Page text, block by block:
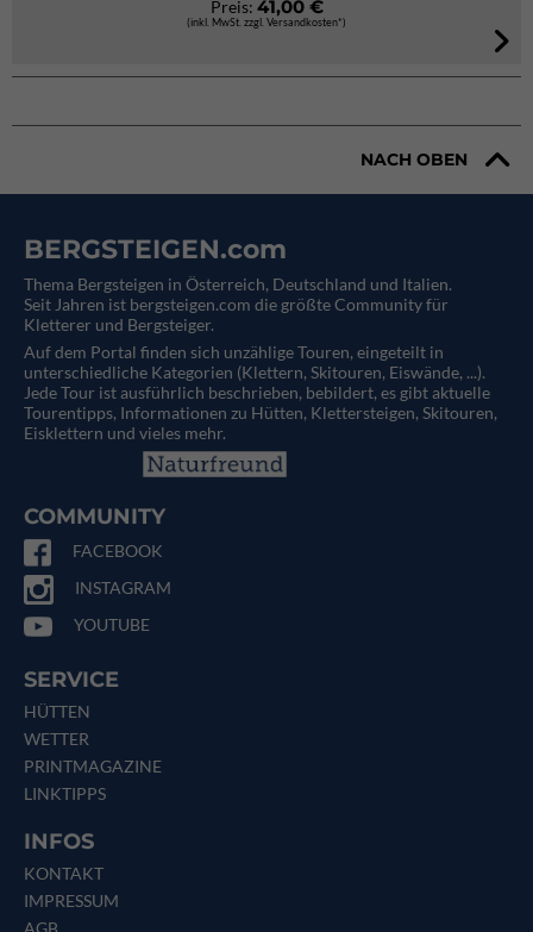
Preis: 41,00 €
(inkl. MwSt. zzgl. Versandkosten*)
NACH OBEN
BERGSTEIGEN.com
Thema Bergsteigen in Österreich, Deutschland und Italien.
Seit Jahren ist bergsteigen.com die größte Community für
Kletterer und Bergsteiger.
Auf dem Portal finden sich unzählige Touren, eingeteilt in
unterschiedliche Kategorien (Klettern, Skitouren, Eiswände, ...).
Jede Tour ist ausführlich beschrieben, bebildert, es gibt aktuelle
Tourentipps, Informationen zu Hütten, Klettersteigen, Skitouren,
Eisklettern und vieles mehr.
COMMUNITY
FACEBOOK
INSTAGRAM
YOUTUBE
SERVICE
HÜTTEN
WETTER
PRINTMAGAZINE
LINKTIPPS
INFOS
KONTAKT
IMPRESSUM
AGB